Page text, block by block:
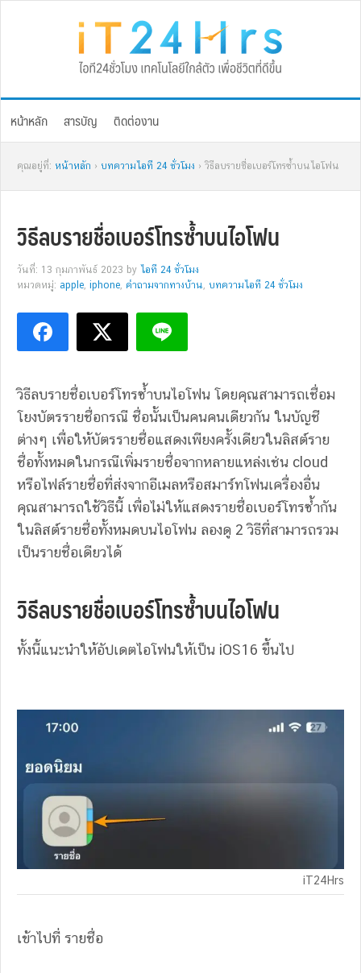
หน้าหลัก สารบัญ ติดต่องาน
คุณอยู่ที่: หน้าหลัก › บทความไอที 24 ชั่วโมง › วิธีลบรายชื่อเบอร์โทรซ้ำบนไอโฟน
วิธีลบรายชื่อเบอร์โทรซ้ำบนไอโฟน
วันที่: 13 กุมภาพันธ์ 2023 by ไอที 24 ชั่วโมง
หมวดหมู่: apple, iphone, คำถามจากทางบ้าน, บทความไอที 24 ชั่วโมง
วิธีลบรายชื่อเบอร์โทรซ้ำบนไอโฟน โดยคุณสามารถเชื่อม
โยงบัตรรายชื่อกรณี ชื่อนั้นเป็นคนคนเดียวกัน ในบัญชี
ต่างๆ เพื่อให้บัตรรายชื่อแสดงเพียงครั้งเดียวในลิสต์ราย
ชื่อทั้งหมดในกรณีเพิ่มรายชื่อจากหลายแหล่งเช่น cloud
หรือไฟล์รายชื่อที่ส่งจากอีเมลหรือสมาร์ทโฟนเครื่องอื่น
คุณสามารถใช้วิธีนี้ เพื่อไม่ให้แสดงรายชื่อเบอร์โทรซ้ำกัน
ในลิสต์รายชื่อทั้งหมดบนไอโฟน ลองดู 2 วิธีที่สามารถรวม
เป็นรายชื่อเดียวได้
วิธีลบรายชื่อเบอร์โทรซ้ำบนไอโฟน
ทั้งนี้แนะนำให้อัปเดตไอโฟนให้เป็น iOS16 ขึ้นไป
iT24Hrs
เข้าไปที่ รายชื่อ